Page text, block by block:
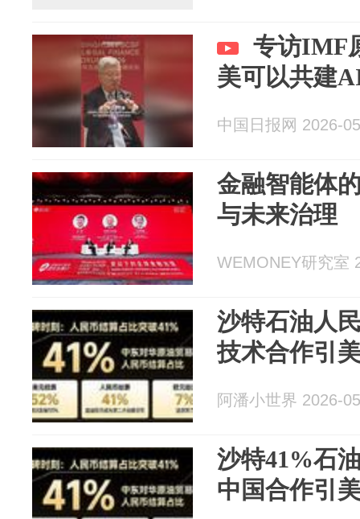
专访IMF
美可以共建
中国日报网 2026-
金融智能体
与未来治理
WEMONEY研究室
沙特石油人
技术合作引
阿潘小世界 2026-
沙特41%石
中国合作引